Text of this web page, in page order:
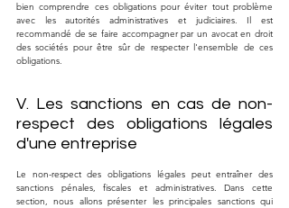
bien comprendre ces obligations pour éviter tout problème
avec les autorités administratives et judiciaires. Il est
recommandé de se faire accompagner par un avocat en droit
des sociétés pour être sûr de respecter l'ensemble de ces
obligations.
V. Les sanctions en cas de non-
respect des obligations légales
d'une entreprise
Le non-respect des obligations légales peut entraîner des
sanctions pénales, fiscales et administratives. Dans cette
section, nous allons présenter les principales sanctions qui